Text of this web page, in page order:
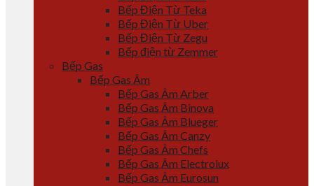
Bếp Điện Từ Teka
Bếp Điện Từ Uber
Bếp Điện Từ Zegu
Bếp điện từ Zemmer
Bếp Gas
Bếp Gas Âm
Bếp Gas Âm Arber
Bếp Gas Âm Binova
Bếp Gas Âm Blueger
Bếp Gas Âm Canzy
Bếp Gas Âm Chefs
Bếp Gas Âm Electrolux
Bếp Gas Âm Eurosun